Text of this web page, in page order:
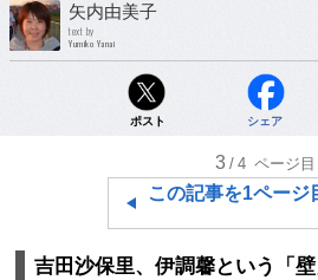
矢内由美子
text by
Yumiko Yanai
ポスト シェア
3 /4 ページ目
この記事を1ページ
吉田沙保里、伊調馨という「壁